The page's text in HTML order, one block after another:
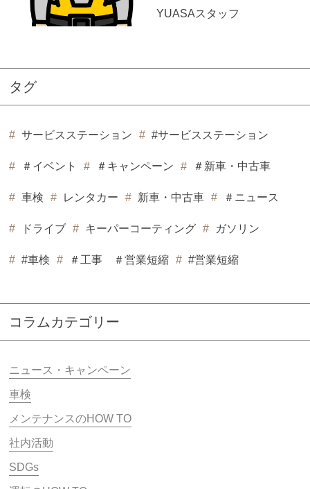
YUASAスタッフ
タグ
サービスステーション #サービスステーション
＃イベント ＃キャンペーン ＃新車・中古車
車検 レンタカー 新車・中古車 ＃ニュース
ドライブ キーパーコーティング ガソリン
#車検 ＃工事 ＃営業短縮 #営業短縮
コラムカテゴリー
ニュース・キャンペーン
車検
メンテナンスのHOW TO
社内活動
SDGs